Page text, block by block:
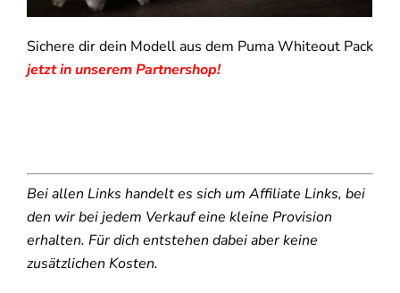
Sichere dir dein Modell aus dem Puma Whiteout Pack
jetzt in unserem Partnershop!
Bei allen Links handelt es sich um Affiliate Links, bei
den wir bei jedem Verkauf eine kleine Provision
erhalten. Für dich entstehen dabei aber keine
zusätzlichen Kosten.